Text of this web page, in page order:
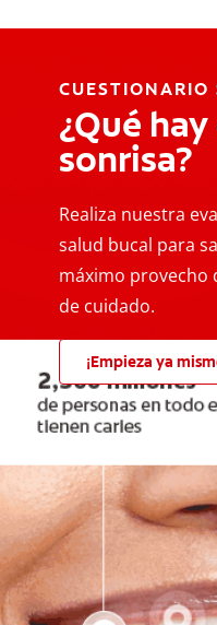
CUESTIONARIO
¿Qué
sonrisa?
Realiza nuestra
salud bucal para
máximo provecho
de cuidado.
¡Empieza ya